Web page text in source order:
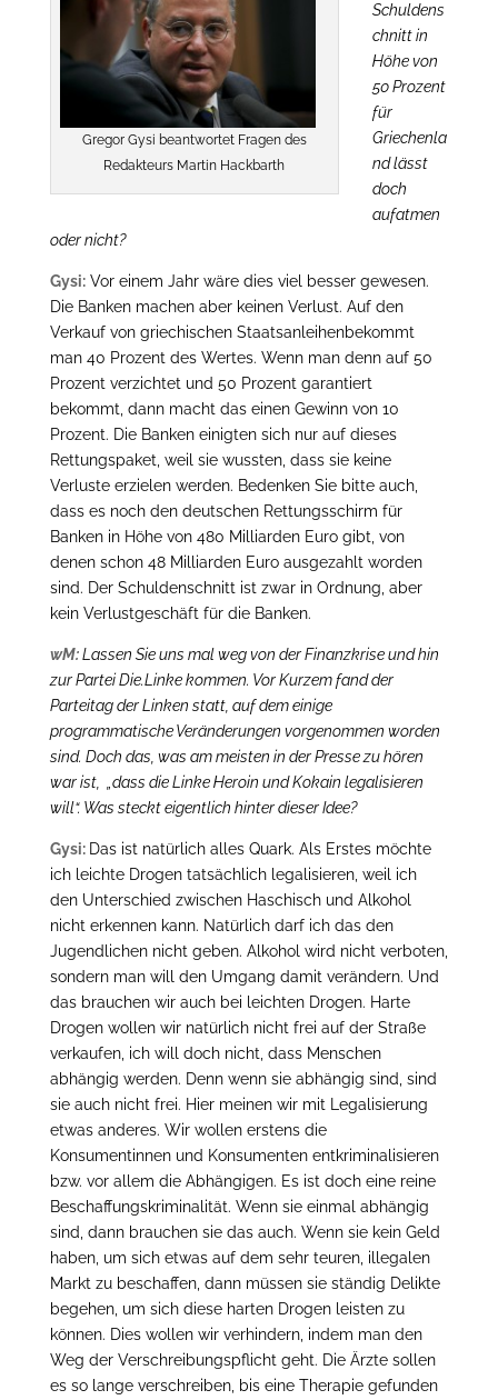
Gregor Gysi beantwortet Fragen des
Redakteurs Martin Hackbarth
Schuldens
chnitt in
Höhe von
50 Prozent
für
Griechenla
nd lässt
doch
aufatmen
oder nicht?
Gysi:Vor einem Jahr wäre dies viel besser gewesen.
Die Banken machen aber keinen Verlust. Auf den
Verkauf von griechischen Staatsanleihenbekommt
man 40 Prozent des Wertes. Wenn man denn auf 50
Prozent verzichtet und 50 Prozent garantiert
bekommt, dann macht das einen Gewinn von 10
Prozent. Die Banken einigten sich nur auf dieses
Rettungspaket, weil sie wussten, dass sie keine
Verluste erzielen werden. Bedenken Sie bitte auch,
dass es noch den deutschen Rettungsschirm für
Banken in Höhe von 480 Milliarden Euro gibt, von
denen schon 48 Milliarden Euro ausgezahlt worden
sind. Der Schuldenschnitt ist zwar in Ordnung, aber
kein Verlustgeschäft für die Banken.
wM:Lassen Sie uns mal weg von der Finanzkrise und hin
zur Partei Die.Linke kommen. Vor Kurzem fand der
Parteitag der Linken statt, auf dem einige
programmatische Veränderungen vorgenommen worden
sind. Doch das, was am meisten in der Presse zu hören
war ist, „dass die Linke Heroin und Kokain legalisieren
will“. Was steckt eigentlich hinter dieser Idee?
Gysi: Das ist natürlich alles Quark. Als Erstes möchte
ich leichte Drogen tatsächlich legalisieren, weil ich
den Unterschied zwischen Haschisch und Alkohol
nicht erkennen kann. Natürlich darf ich das den
Jugendlichen nicht geben. Alkohol wird nicht verboten,
sondern man will den Umgang damit verändern. Und
das brauchen wir auch bei leichten Drogen. Harte
Drogen wollen wir natürlich nicht frei auf der Straße
verkaufen, ich will doch nicht, dass Menschen
abhängig werden. Denn wenn sie abhängig sind, sind
sie auch nicht frei. Hier meinen wir mit Legalisierung
etwas anderes. Wir wollen erstens die
Konsumentinnen und Konsumenten entkriminalisieren
bzw. vor allem die Abhängigen. Es ist doch eine reine
Beschaffungskriminalität. Wenn sie einmal abhängig
sind, dann brauchen sie das auch. Wenn sie kein Geld
haben, um sich etwas auf dem sehr teuren, illegalen
Markt zu beschaffen, dann müssen sie ständig Delikte
begehen, um sich diese harten Drogen leisten zu
können. Dies wollen wir verhindern, indem man den
Weg der Verschreibungspflicht geht. Die Ärzte sollen
es so lange verschreiben, bis eine Therapie gefunden